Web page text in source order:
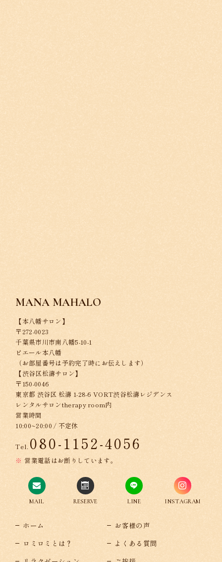
MANA MAHALO
【本八幡サロン】
〒272-0023
千葉県市川市南八幡5-10-1
ピエール本八幡
（お部屋番号は予約完了時にお伝えします）
【渋谷区松濤サロン】
〒150-0046
東京都 渋谷区 松濤 1-28-6 VORT渋谷松濤レジデンス
レンタルサロンtherapy room内
営業時間
10:00~20:00 / 不定休
Tel. 080-1152-4056
営業電話はお断りしています。
MAIL RESERVE LINE INSTAGRAM
ホーム
ロミロミとは？
お客様の声
よくある質問